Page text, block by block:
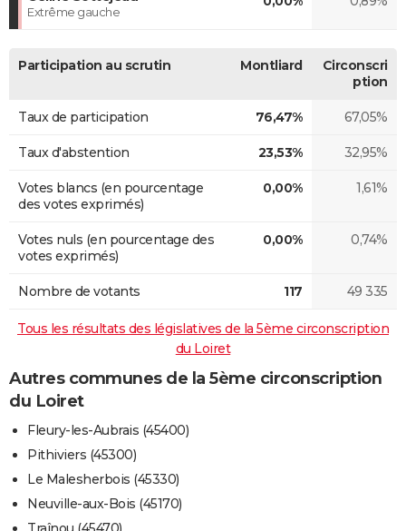
Extrême gauche
Participation au scrutin Montliard
Circonscri
ption
Taux de participation 76,47% 67,05%
Taux d'abstention 23,53% 32,95%
Votes blancs (en pourcentage
des votes exprimés)
0,00% 1,61%
Votes nuls (en pourcentage des
votes exprimés)
0,00% 0,74%
Nombre de votants 117 49 335
Tous les résultats des législatives de la 5ème circonscription
du Loiret
Autres communes de la 5ème circonscription
du Loiret
Fleury-les-Aubrais (45400)
Pithiviers (45300)
Le Malesherbois (45330)
Neuville-aux-Bois (45170)